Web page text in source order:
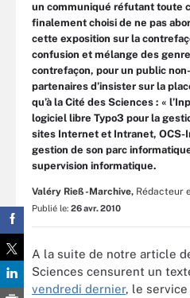
un communiqué réfutant toute
finalement choisi de ne pas
cette exposition sur la
confusion et mélange des
contrefaçon, pour un public
partenaires d’insister sur la
qu’à la Cité des Sciences : «
logiciel libre Typo3 pour la
sites Internet et Intranet, OCS-
gestion de son parc
supervision informatique.
Valéry Rieß-Marchive, Rédacteur
Publié le: 26 avr. 2010
A la suite de notre article
Sciences censurent un
vendredi dernier, le